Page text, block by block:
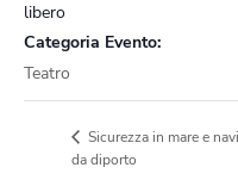
libero
Categoria Evento:
Teatro
Sicurezza in mare e
da diporto